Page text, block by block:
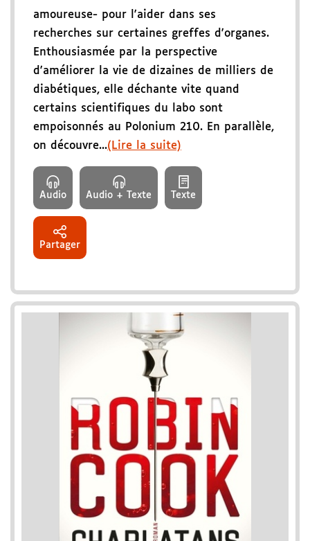
amoureuse- pour l'aider dans ses
recherches sur certaines greffes d'organes.
Enthousiasmée par la perspective
d'améliorer la vie de dizaines de milliers de
diabétiques, elle déchante vite quand
certains scientifiques du labo sont
empoisonnés au Polonium 210. En parallèle,
on découvre...(Lire la suite)
Audio Audio + Texte Texte
Partager